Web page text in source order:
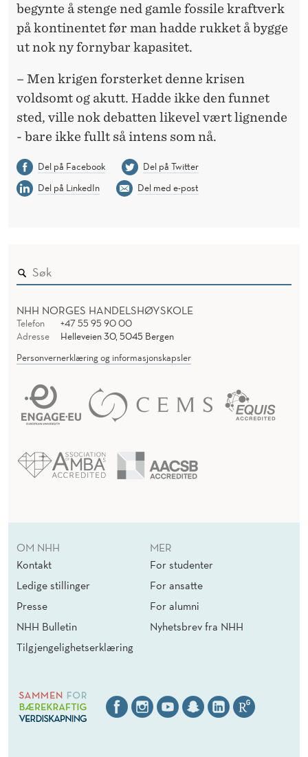
begynte å stenge ned gamle fossile kraftverk
på kontinentet før man hadde rukket å bygge
ut nok ny fornybar kapasitet.
– Men krigen forsterket denne krisen
voldsomt og akutt. Hadde ikke den funnet
sted, ville nok debatten likevel vært lignende
- bare ikke fullt så intens som nå.
Del på Facebook
Del på Twitter
Del på LinkedIn
Del med e-post
NHH NORGES HANDELSHØYSKOLE
Telefon
+47 55 95 90 00
Adresse
Helleveien 30, 5045 Bergen
Personvernerklæring og informasjonskapsler
OM NHH
Kontakt
Ledige stillinger
Presse
NHH Bulletin
Tilgjengelighetserklæring
MER
For studenter
For ansatte
For alumni
Nyhetsbrev fra NHH